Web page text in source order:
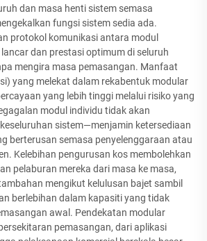
dan masa henti sistem semasa
fungsi sistem sedia ada.
protokol komunikasi antara modul
dan prestasi optimum di seluruh
mengira masa pemasangan. Manfaat
yang melekat dalam rekabentuk modular
yang lebih tinggi melalui risiko yang
modul individu tidak akan
sistem—menjamin ketersediaan
berterusan semasa penyelenggaraan atau
Kelebihan pengurusan kos membolehkan
pelaburan mereka dari masa ke masa,
mengikut kelulusan bajet sambil
berlebihan dalam kapasiti yang tidak
awal. Pendekatan modular
pemasangan, dari aplikasi